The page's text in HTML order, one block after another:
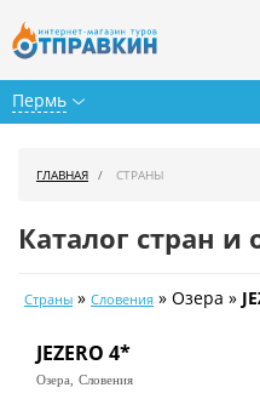
Пермь
Календарь туров
Цены дня
ГЛАВНАЯ СТРАНЫ
Каталог стран и
Страны » Словения » Озера »
JEZERO 4*
Озера, Словения